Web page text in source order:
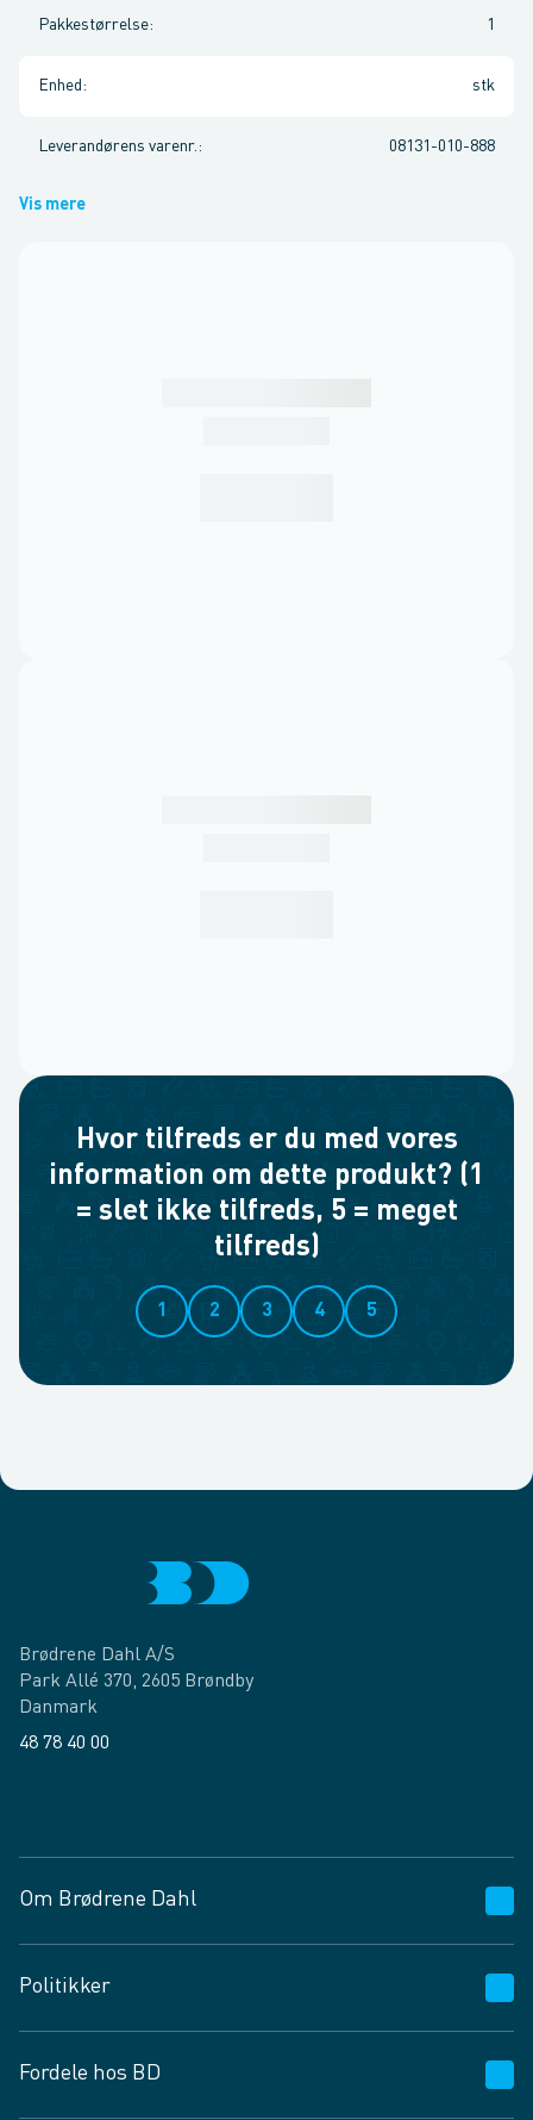
Pakkestørrelse: 1
Enhed : stk
Leverandørens varenr. : 08131-010-888
Vis mere
Hvor tilfreds er du med vores
information om dette produkt? (1
= slet ikke tilfreds, 5 = meget
tilfreds)
1 2 3 4 5
Brødrene Dahl A/S
Park Allé 370, 2605 Brøndby
Danmark
48 78 40 00
Om Brødrene Dahl
Vagttelefon 30 10 89 89
Spørgsmål og svar
Job og karriere
Politikker
Privatlivspolitik
Fordele hos BD